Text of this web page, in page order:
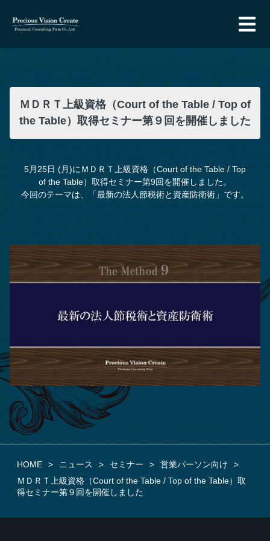
ＭＤＲＴ上級資格（Court of the Table / Top of
the Table）取得セミナー第９回を開催しました
5月25日 (月)にＭＤＲＴ上級資格（Court of the Table / Top
of the Table）取得セミナー第9回を開催しました。
今回のテーマは、「最新の法人節税術と資産防衛術」です。
HOME ニュース セミナー
営業パーソン向け
ＭＤＲＴ上級資格（Court of the Table / Top of the Table）取
得セミナー第９回を開催しました